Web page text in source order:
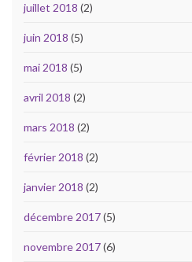
juillet 2018 (2)
juin 2018 (5)
mai 2018 (5)
avril 2018 (2)
mars 2018 (2)
février 2018 (2)
janvier 2018 (2)
décembre 2017(5)
novembre 2017(6)